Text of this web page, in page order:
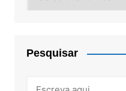
Pesquisar